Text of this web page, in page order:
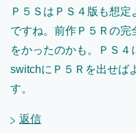
Ｐ５ＳはＰＳ４版も想
ですね。前作Ｐ５Ｒの
をかったのかも。ＰＳ４
switchにＰ５Ｒを出せば
す。
返信